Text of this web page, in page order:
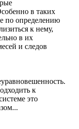
в таких
по определению
к нему,
в их
и следов
к
это